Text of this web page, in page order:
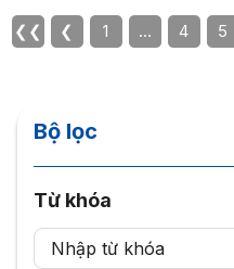
❮❮ ❮ 1 … 4 5
Bộ lọc
Từ khóa